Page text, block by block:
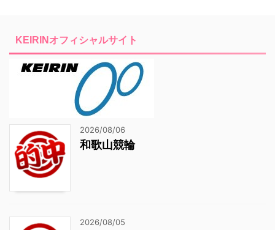
KEIRINオフィシャルサイト
2026/08/06
和歌山競輪
2026/08/05